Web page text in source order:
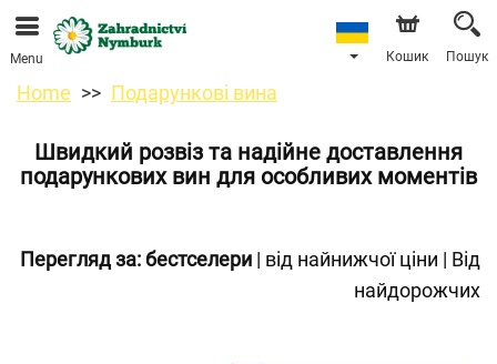
Ми приймаємо замовлення через наш інтернет-
магазин. Найближча можлива дата доставки —
11.08.2026 у зв’язку з відпусткою.
Menu Кошик Пошук
Home Подарункові вина
Швидкий розвіз та надійне доставлення
подарункових вин для особливих моментів
Перегляд за:бестселери | від найнижчої ціни | Від
найдорожчих